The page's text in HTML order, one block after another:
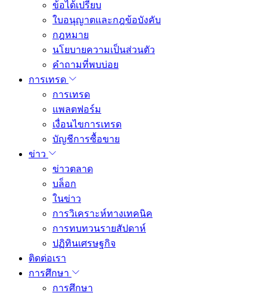
ข้อได้เปรียบ
ใบอนุญาตและกฎข้อบังคับ
กฎหมาย
นโยบายความเป็นส่วนตัว
คำถามที่พบบ่อย
การเทรด
การเทรด
แพลตฟอร์ม
เงื่อนไขการเทรด
บัญชีการซื้อขาย
ข่าว
ข่าวตลาด
บล็อก
ในข่าว
การวิเคราะห์ทางเทคนิค
การทบทวนรายสัปดาห์
ปฏิทินเศรษฐกิจ
ติดต่อเรา
การศึกษา
การศึกษา